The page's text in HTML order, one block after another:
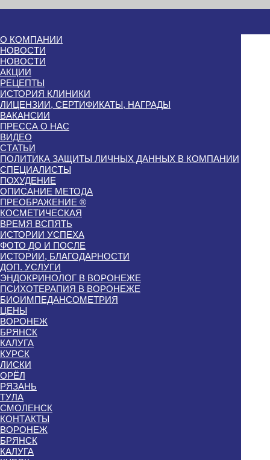
О КОМПАНИИ
НОВОСТИ
НОВОСТИ
АКЦИИ
РЕЦЕПТЫ
ИСТОРИЯ КЛИНИКИ
ЛИЦЕНЗИИ, СЕРТИФИКАТЫ, НАГРАДЫ
ВАКАНСИИ
ПРЕССА О НАС
ВИДЕО
СТАТЬИ
ПОЛИТИКА ЗАЩИТЫ ЛИЧНЫХ ДАННЫХ В КОМПАНИИ
СПЕЦИАЛИСТЫ
ПОХУДЕНИЕ
ОПИСАНИЕ МЕТОДА
ПРЕОБРАЖЕНИЕ ®
КОСМЕТИЧЕСКАЯ
ВРЕМЯ ВСПЯТЬ
ИСТОРИИ УСПЕХА
ФОТО ДО И ПОСЛЕ
ИСТОРИИ, БЛАГОДАРНОСТИ
ДОП. УСЛУГИ
ЭНДОКРИНОЛОГ В ВОРОНЕЖЕ
ПСИХОТЕРАПИЯ В ВОРОНЕЖЕ
БИОИМПЕДАНСОМЕТРИЯ
ЦЕНЫ
ВОРОНЕЖ
БРЯНСК
КАЛУГА
КУРСК
ЛИСКИ
ОРЁЛ
РЯЗАНЬ
ТУЛА
СМОЛЕНСК
КОНТАКТЫ
ВОРОНЕЖ
БРЯНСК
КАЛУГА